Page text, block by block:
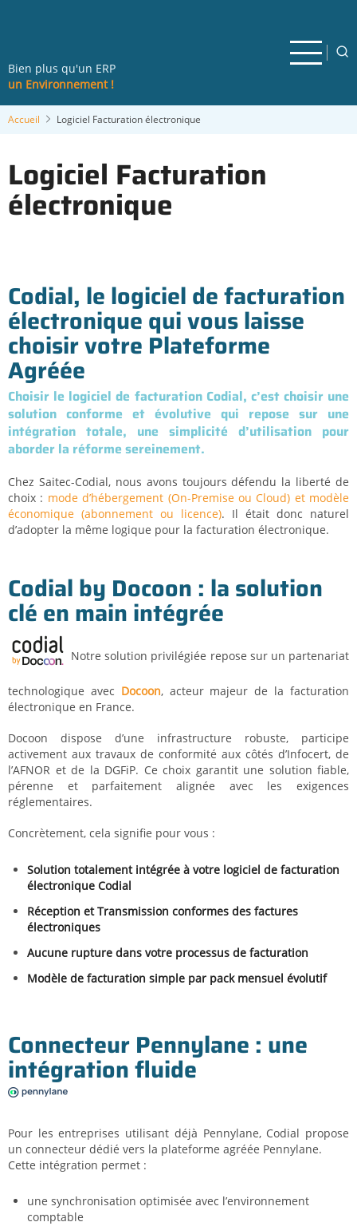
Bien plus qu'un ERP
un Environnement !
Accueil Logiciel Facturation électronique
Logiciel Facturation
électronique
Codial, le logiciel de facturation
électronique qui vous laisse
choisir votre Plateforme
Agréée
Choisir le logiciel de facturation Codial, c’est choisir une
solution conforme et évolutive qui repose sur une
intégration totale, une simplicité d’utilisation pour
aborder la réforme sereinement.
Chez Saitec-Codial, nous avons toujours défendu la liberté de
choix : mode d’hébergement (On-Premise ou Cloud) et modèle
économique (abonnement ou licence). Il était donc naturel
d’adopter la même logique pour la facturation électronique.
Codial by Docoon : la solution
clé en main intégrée
Notre solution privilégiée repose sur un partenariat
technologique avec Docoon, acteur majeur de la facturation
électronique en France.
Docoon dispose d’une infrastructure robuste, participe
activement aux travaux de conformité aux côtés d’Infocert, de
l’AFNOR et de la DGFiP. Ce choix garantit une solution fiable,
pérenne et parfaitement alignée avec les exigences
réglementaires.
Concrètement, cela signifie pour vous :
Solution totalement intégrée à votre logiciel de facturation
électronique Codial
Réception et Transmission conformes des factures
électroniques
Aucune rupture dans votre processus de facturation
Modèle de facturation simple par pack mensuel évolutif
Connecteur Pennylane : une
intégration fluide
Pour les entreprises utilisant déjà Pennylane, Codial propose
un connecteur dédié vers la plateforme agréée Pennylane.
Cette intégration permet :
une synchronisation optimisée avec l’environnement
comptable